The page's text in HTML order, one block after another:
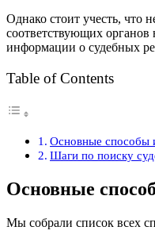
Однако стоит учесть, что
соответствующих
информации о судебных
Table of Contents
Основные способы
Шаги по поиску
Основные
Мы собрали список всех